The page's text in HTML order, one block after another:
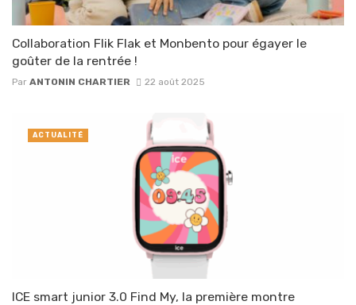
Collaboration Flik Flak et Monbento pour égayer le
goûter de la rentrée !
Par ANTONIN CHARTIER 22 août 2025
ICE smart junior 3.0 Find My, la première montre
ACTUALITÉ